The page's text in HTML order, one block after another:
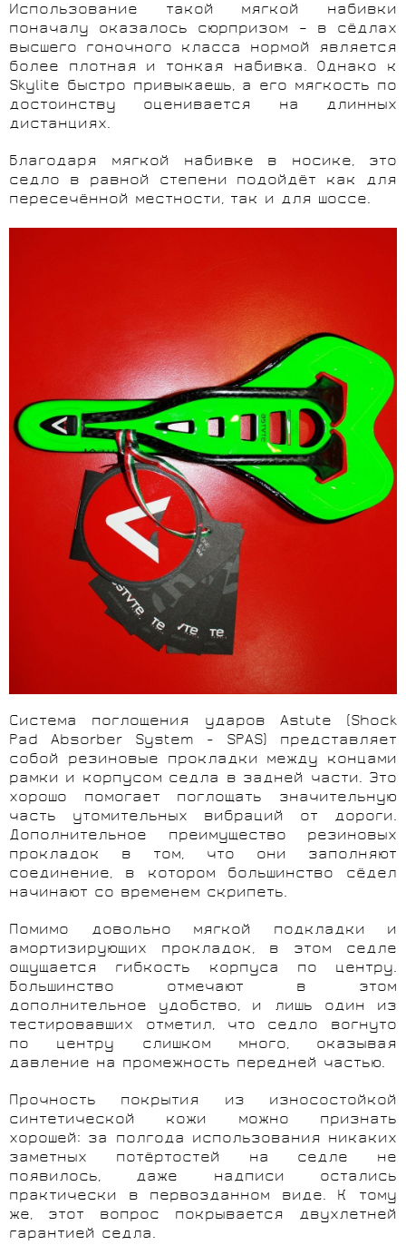
Использование такой мягкой набивки
поначалу оказалось сюрпризом – в сёдлах
высшего гоночного класса нормой является
более плотная и тонкая набивка. Однако к
Skylite быстро привыкаешь, а его мягкость по
достоинству оценивается на длинных
дистанциях.
Благодаря мягкой набивке в носике, это
седло в равной степени подойдёт как для
пересечённой местности, так и для шоссе.
Система поглощения ударов Astute (Shock
Pad Absorber System - SPAS) представляет
собой резиновые прокладки между концами
рамки и корпусом седла в задней части. Это
хорошо помогает поглощать значительную
часть утомительных вибраций от дороги.
Дополнительное преимущество резиновых
прокладок в том, что они заполняют
соединение, в котором большинство сёдел
начинают со временем скрипеть.
Помимо довольно мягкой подкладки и
амортизирующих прокладок, в этом седле
ощущается гибкость корпуса по центру.
Большинство отмечают в этом
дополнительное удобство, и лишь один из
тестировавших отметил, что седло вогнуто
по центру слишком много, оказывая
давление на промежность передней частью.
Прочность покрытия из износостойкой
синтетической кожи можно признать
хорошей: за полгода использования никаких
заметных потёртостей на седле не
появилось, даже надписи остались
практически в первозданном виде. К тому
же, этот вопрос покрывается двухлетней
гарантией седла.